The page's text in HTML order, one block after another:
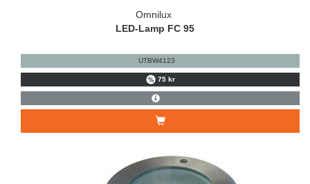
Omnilux
LED-Lamp FC 95
UTBW4123
75 kr